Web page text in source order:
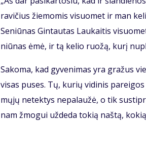
ra­vi­čius žie­mo­mis vi­suo­met ir man
Se­niū­nas Gin­tau­tas Lau­kai­tis
niū­nas ėmė, ir tą ke­lio ruo­žą, ku­rį
Sa­ko­ma, kad gy­ve­ni­mas yra gra­žus
vi­sas pu­ses. Tų, ku­rių vi­di­nis
mų­jų ne­tek­tys ne­pa­lau­žė, o tik
nam žmo­gui už­de­da to­kią naš­tą,